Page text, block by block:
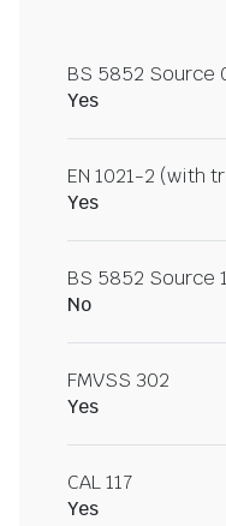
BS 5852 Source
Yes
EN 1021-2 (with
Yes
BS 5852 Source
No
FMVSS 302
Yes
CAL 117
Yes